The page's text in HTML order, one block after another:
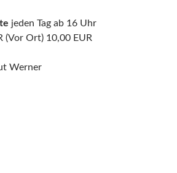
jeden Tag ab 16 Uhr
(Vor Ort) 10,00 EUR
Werner